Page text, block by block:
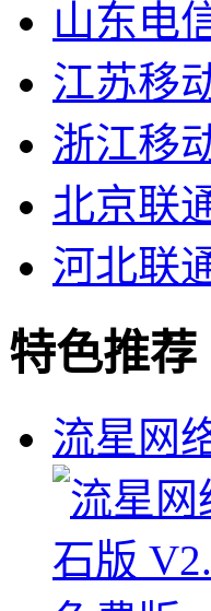
山东电
江苏移
浙江移
北京联
河北联
特色推荐
流星网